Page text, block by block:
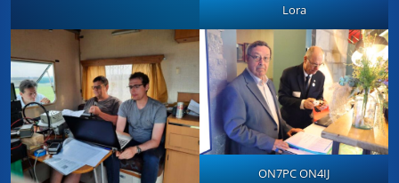
Lora
ON7PC ON4IJ